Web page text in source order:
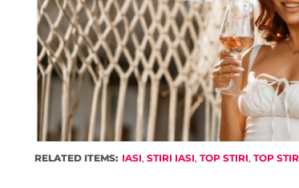
RELATED ITEMS: IASI, STIRI IASI, TOP STIRI, TOP